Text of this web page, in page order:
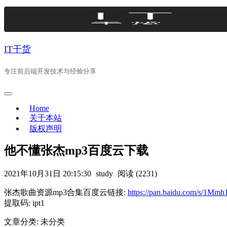
Skip
IT干货
专注前后端开发技术与经验分享
Home
关于本站
版权声明
他不懂张杰mp3百度云下载
2021年10月31日 20:15:30 study 阅读 (2231)
张杰歌曲资源mp3合集百度云链接: https://pan.baidu.com/s/
提取码: ipt1
文章分类: 未分类